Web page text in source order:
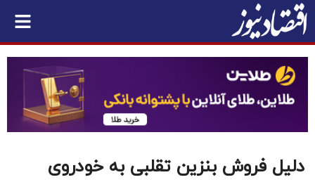
دلیل فروش بنزین تقلبی به خودروی